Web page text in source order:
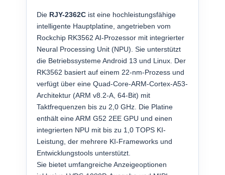
Die RJY-2362C ist eine hochleistungsfähige
intelligente Hauptplatine, angetrieben vom
Rockchip RK3562 AI-Prozessor mit integrierter
Neural Processing Unit (NPU). Sie unterstützt
die Betriebssysteme Android 13 und Linux. Der
RK3562 basiert auf einem 22-nm-Prozess und
verfügt über eine Quad-Core-ARM-Cortex-A53-
Architektur (ARM v8.2-A, 64-Bit) mit
Taktfrequenzen bis zu 2,0 GHz. Die Platine
enthält eine ARM G52 2EE GPU und einen
integrierten NPU mit bis zu 1,0 TOPS KI-
Leistung, der mehrere KI-Frameworks und
Entwicklungstools unterstützt.
Sie bietet umfangreiche Anzeigeoptionen